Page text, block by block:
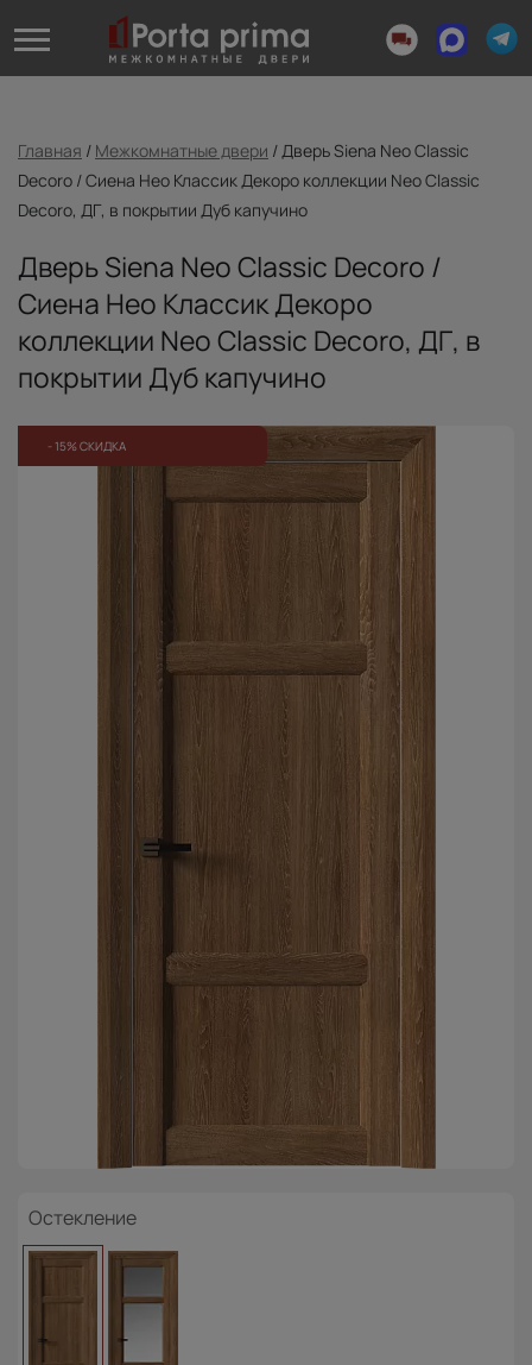
Главная / Межкомнатные двери /Дверь Siena Neo Classic
Decoro / Сиена Нео Классик Декоро коллекции Neo Classic
Decoro, ДГ, в покрытии Дуб капучино
Дверь Siena Neo Classic Decoro /
Сиена Нео Классик Декоро
коллекции Neo Classic Decoro, ДГ, в
покрытии Дуб капучино
- 15% СКИДКА
Остекление